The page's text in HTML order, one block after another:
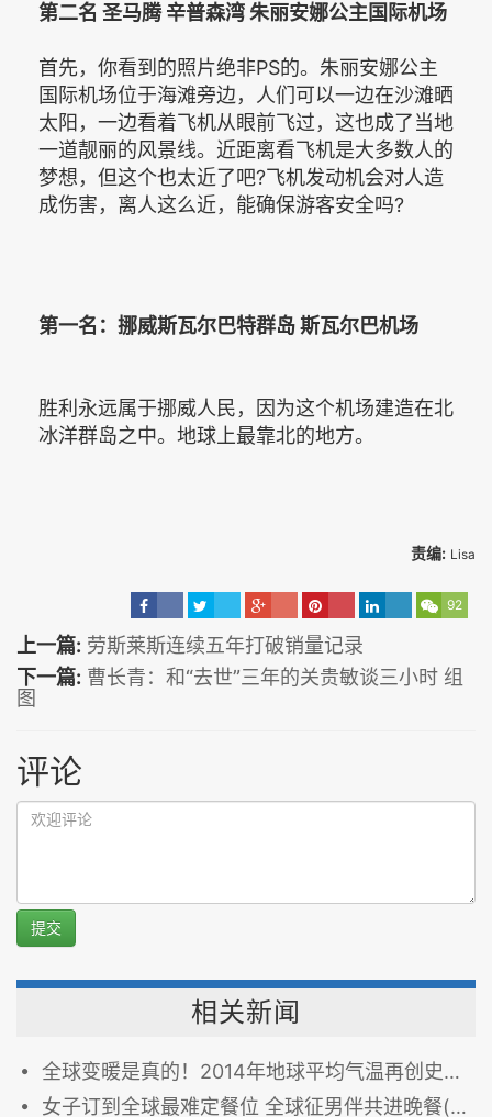
第二名 圣马腾 辛普森湾 朱丽安娜公主国际机场
首先，你看到的照片绝非PS的。朱丽安娜公主
国际机场位于海滩旁边，人们可以一边在沙滩晒
太阳，一边看着飞机从眼前飞过，这也成了当地
一道靓丽的风景线。近距离看飞机是大多数人的
梦想，但这个也太近了吧?飞机发动机会对人造
成伤害，离人这么近，能确保游客安全吗?
第一名：挪威斯瓦尔巴特群岛 斯瓦尔巴机场
胜利永远属于挪威人民，因为这个机场建造在北
冰洋群岛之中。地球上最靠北的地方。
责编: Lisa
92
上一篇: 劳斯莱斯连续五年打破销量记录
下一篇: 曹长青：和“去世”三年的关贵敏谈三小时 组
图
评论
提交
相关新闻
全球变暖是真的！2014年地球平均气温再创史上新高
女子订到全球最难定餐位 全球征男伴共进晚餐(图)